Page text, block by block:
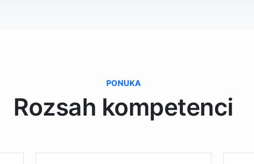
PONUKA
Rozsah kompetenci